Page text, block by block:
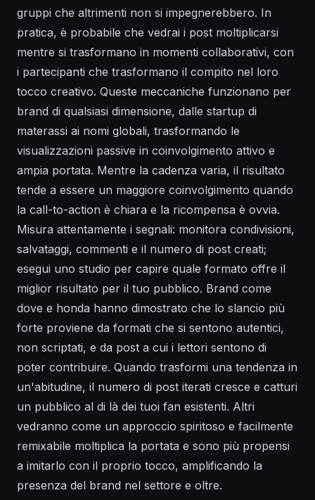
gruppi che altrimenti non si impegnerebbero. In
pratica, è probabile che vedrai i post moltiplicarsi
mentre si trasformano in momenti collaborativi, con
i partecipanti che trasformano il compito nel loro
tocco creativo. Queste meccaniche funzionano per
brand di qualsiasi dimensione, dalle startup di
materassi ai nomi globali, trasformando le
visualizzazioni passive in coinvolgimento attivo e
ampia portata. Mentre la cadenza varia, il risultato
tende a essere un maggiore coinvolgimento quando
la call-to-action è chiara e la ricompensa è ovvia.
Misura attentamente i segnali: monitora condivisioni,
salvataggi, commenti e il numero di post creati;
esegui uno studio per capire quale formato offre il
miglior risultato per il tuo pubblico. Brand come
dove e honda hanno dimostrato che lo slancio più
forte proviene da formati che si sentono autentici,
non scriptati, e da post a cui i lettori sentono di
poter contribuire. Quando trasformi una tendenza in
un'abitudine, il numero di post iterati cresce e catturi
un pubblico al di là dei tuoi fan esistenti. Altri
vedranno come un approccio spiritoso e facilmente
remixabile moltiplica la portata e sono più propensi
a imitarlo con il proprio tocco, amplificando la
presenza del brand nel settore e oltre.